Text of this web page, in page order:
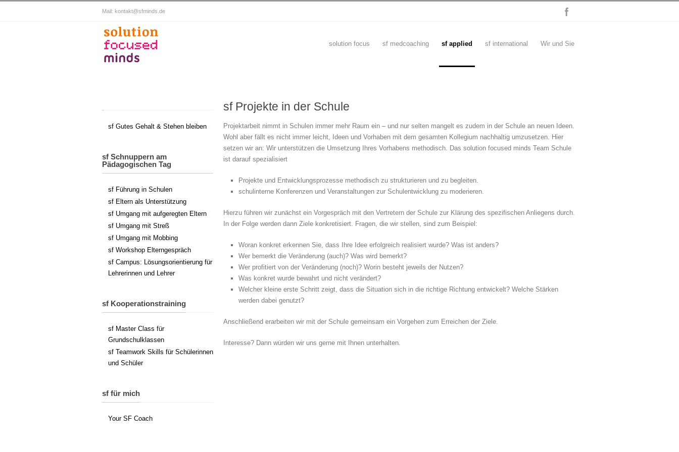
Mail: kontakt@sfminds.de
solution focus sf medcoaching sf applied sf international Wir und Sie
sf Projekte in der Schule
Projektarbeit nimmt in Schulen immer mehr Raum ein – und nur selten mangelt es zudem in der Schule an neuen Ideen.
Wohl aber fällt es nicht immer leicht, Ideen und Vorhaben mit dem gesamten Kollegium nachhaltig umzusetzen. Hier
setzen wir an: Wir unterstützen die Umsetzung Ihres Vorhabens methodisch. Das solution focused minds Team Schule
ist darauf spezialisiert
Projekte und Entwicklungsprozesse methodisch zu strukturieren und zu begleiten.
schulinterne Konferenzen und Veranstaltungen zur Schulentwicklung zu moderieren.
Hierzu führen wir zunächst ein Vorgespräch mit den Vertretern der Schule zur Klärung des spezifischen Anliegens durch.
In der Folge werden dann Ziele konkretisiert. Fragen, die wir stellen, sind zum Beispiel:
Woran konkret erkennen Sie, dass Ihre Idee erfolgreich realisiert wurde? Was ist anders?
Wer bemerkt die Veränderung (auch)? Was wird bemerkt?
Wer profitiert von der Veränderung (noch)? Worin besteht jeweils der Nutzen?
Was konkret wurde bewahrt und nicht verändert?
Welcher kleine erste Schritt zeigt, dass die Situation sich in die richtige Richtung entwickelt? Welche Stärken
werden dabei genutzt?
Anschließend erarbeiten wir mit der Schule gemeinsam ein Vorgehen zum Erreichen der Ziele.
Interesse? Dann würden wir uns gerne mit Ihnen unterhalten.
sf Gutes Gehalt & Stehen bleiben
sf Schnuppern am
Pädagogischen Tag
sf Führung in Schulen
sf Eltern als Unterstützung
sf Umgang mit aufgeregten Eltern
sf Umgang mit Streß
sf Umgang mit Mobbing
sf Workshop Elterngespräch
sf Campus: Lösungsorientierung für
Lehrerinnen und Lehrer
sf Kooperationstraining
sf Master Class für
Grundschulklassen
sf Teamwork Skills für Schülerinnen
und Schüler
sf für mich
Your SF Coach